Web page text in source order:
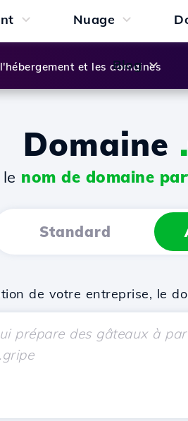
Nuage
Blog
et les domaines
Domaine
nom de domaine
Standard
de votre entreprise, le